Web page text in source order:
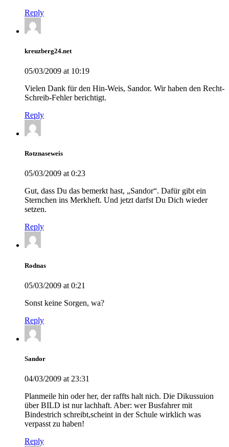
Reply
kreuzberg24.net
05/03/2009 at 10:19
Vielen Dank für den Hin-Weis, Sandor. Wir haben den Recht-
Schreib-Fehler berichtigt.
Reply
Rotznaseweis
05/03/2009 at 0:23
Gut, dass Du das bemerkt hast, „Sandor“. Dafür gibt ein
Sternchen ins Merkheft. Und jetzt darfst Du Dich wieder
setzen.
Reply
Rodnas
05/03/2009 at 0:21
Sonst keine Sorgen, wa?
Reply
Sandor
04/03/2009 at 23:31
Planmeile hin oder her, der raffts halt nich. Die Dikussuion
über BILD ist nur lachhaft. Aber: wer Busfahrer mit
Bindestrich schreibt,scheint in der Schule wirklich was
verpasst zu haben!
Reply